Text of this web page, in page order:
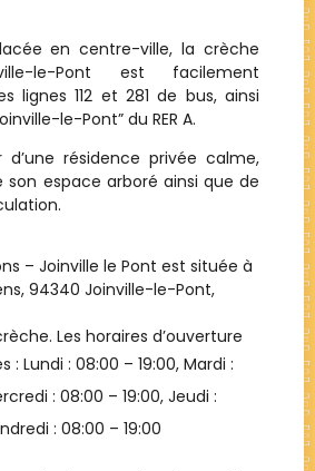
en centre-ville, la crèche
le-Pont est facilement
lignes 112 et 281 de bus, ainsi
le-Pont” du RER A.
résidence privée calme,
son espace arboré ainsi que de
– Joinville le Pont est située à
94340 Joinville-le-Pont,
. Les horaires d’ouverture
: Lundi : 08:00 – 19:00, Mardi :
: 08:00 – 19:00, Jeudi :
: 08:00 – 19:00